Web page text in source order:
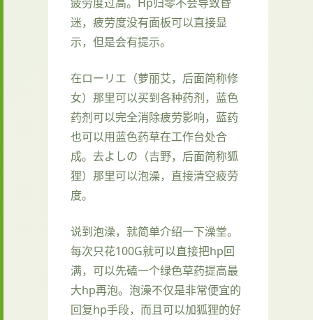
迷，疲劳度没有面板可以直接显
示，但是会有提示。
在ローリエ（萝丽艾，后面简称修
女）那里可以买到各种药剂，蓝色
药剂可以完全消除疲劳影响，蓝药
也可以用蓝色药草在工作台处合
成。去よしの（吉野，后面简称狐
狸）那里可以泡澡，直接清空疲劳
度。
说到泡澡，就简单介绍一下澡堂。
每次只花100G就可以直接把hp回
满，可以先磕一个绿色草药提高最
大hp再泡。泡澡不仅是非常便宜的
回复hp手段，而且可以加狐狸的好